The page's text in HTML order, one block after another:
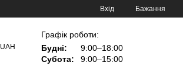
Вхід Бажання
UAH
Графік роботи:
Будні:
9:00–18:00
Субота:
9:00–15:00